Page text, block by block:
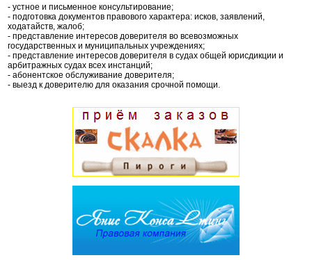
- устное и письменное консультирование;
- подготовка документов правового характера: исков, заявлений,
ходатайств, жалоб;
- представление интересов доверителя во всевозможных
государственных и муниципальных учреждениях;
- представление интересов доверителя в судах общей юрисдикции и
арбитражных судах всех инстанций;
- абонентское обслуживание доверителя;
- выезд к доверителю для оказания срочной помощи.